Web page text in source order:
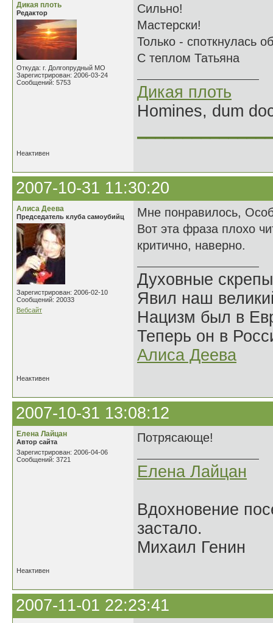
Дикая плоть
Редактор
Откуда: г. Долгопрудный МО
Зарегистрирован: 2006-03-24
Сообщений: 5753
Сильно!
Мастерски!
Только - споткнулась
С теплом Татьяна
Дикая плоть
Homines, dum
Неактивен
2007-10-31 11:30:20
Алиса Деева
Председатель клуба самоубийц
Зарегистрирован: 2006-02-10
Сообщений: 20033
Вебсайт
Мне понравилось,
Вот эта фраза плохо
критично, наверно.
Духовные
Явил наш
Нацизм был в
Теперь он в
Алиса Деева
Неактивен
2007-10-31 13:08:12
Елена Лайцан
Автор сайта
Зарегистрирован: 2006-04-06
Сообщений: 3721
Потрясающе!
Елена Лайцан
Вдохновение
застало.
Михаил Генин
Неактивен
2007-11-01 22:23:41